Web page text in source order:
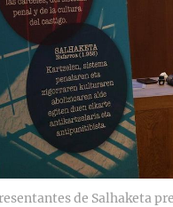
de Salhaketa